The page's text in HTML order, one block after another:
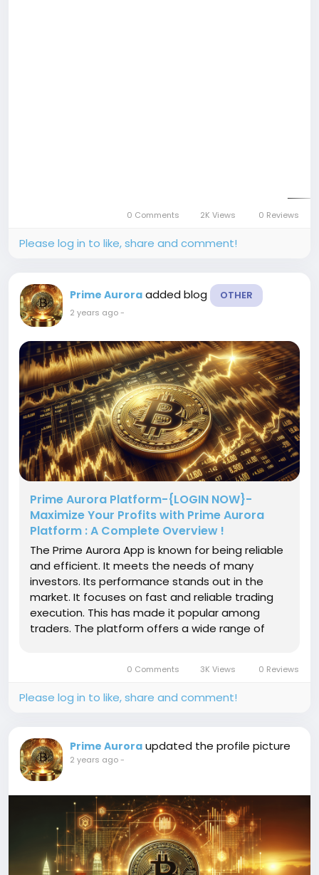
0 Comments 2K Views 0 Reviews
Please log in to like, share and comment!
Prime Aurora added blog OTHER
2 years ago-
Prime Aurora Platform-{LOGIN NOW}-
Maximize Your Profits with Prime Aurora
Platform : A Complete Overview !
The Prime Aurora App is known for being reliable
and efficient. It meets the needs of many
investors. Its performance stands out in the
market. It focuses on fast and reliable trading
execution. This has made it popular among
traders. The platform offers a wide range of
who want to diversify their...
0 Comments 3K Views 0 Reviews
Please log in to like, share and comment!
Prime Aurora updated the profile picture
2 years ago-